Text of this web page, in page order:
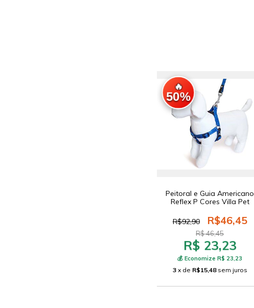
🔥
50%
Peitoral e Guia Americano
Reflex P Cores Villa Pet
R$92,90 R$46,45
R$ 46,45
R$ 23,23
💰 Economize R$ 23,23
3 x de R$15,48 sem juros